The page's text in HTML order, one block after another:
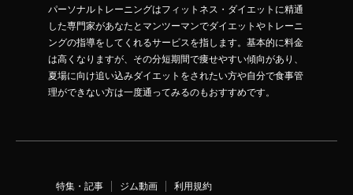
パーソナルトレーニングはフィットネス・ダイエットに精通
した専門家があなたとマンツーマンでダイエットやトレーニ
ングの指導をしてくれるサービスを指します。基本的に料金
は高くなりますが、その分短期間で痩せやすい傾向があり、
夏場に向け追い込みダイエットをされたい方や自分で食事管
理ができない方は一度通ってみるのもおすすめです。
特集・記事 ジム動画 利用規約